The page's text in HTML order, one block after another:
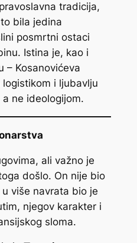
tradicija,
bila jedina
posmrtni ostaci
Istina je, kao i
– Kosanovićeva
i ljubavlju
ne ideologijom.
ali važno je
došlo. On nije bio
više navrata bio je
njegov karakter i
sloma.